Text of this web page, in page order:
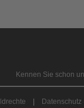
Kennen Sie schon
Datenschutz